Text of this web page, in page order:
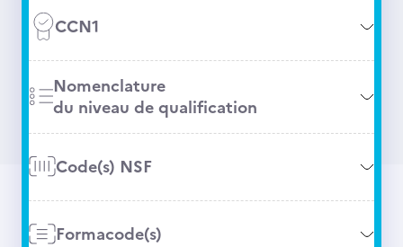
CCN1
Nomenclature
du niveau de qualification
Code(s) NSF
Formacode(s)